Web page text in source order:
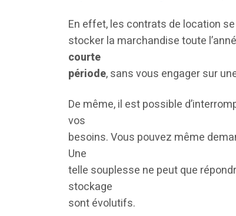
En effet, les contrats de location
stocker la marchandise toute
courte
période, sans vous engager sur
De même, il est possible
vos
besoins. Vous pouvez même
Une
telle souplesse ne peut que
stockage
sont évolutifs.